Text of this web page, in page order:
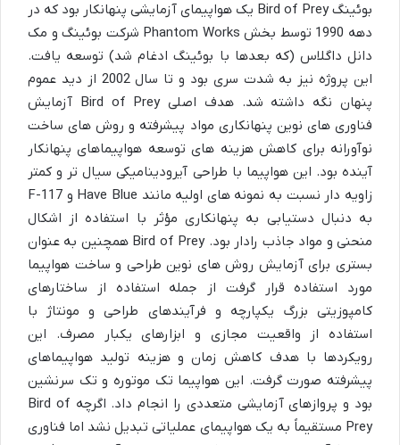
بوئینگ Bird of Prey یک هواپیمای آزمایشی پنهانکار بود که در
دهه 1990 توسط بخش Phantom Works شرکت بوئینگ و مک
دانل داگلاس (که بعدها با بوئینگ ادغام شد) توسعه یافت.
این پروژه نیز به شدت سری بود و تا سال 2002 از دید عموم
پنهان نگه داشته شد. هدف اصلی Bird of Prey آزمایش
فناوری های نوین پنهانکاری مواد پیشرفته و روش های ساخت
نوآورانه برای کاهش هزینه های توسعه هواپیماهای پنهانکار
آینده بود. این هواپیما با طراحی آیرودینامیکی سیال تر و کمتر
زاویه دار نسبت به نمونه های اولیه مانند Have Blue و F-117
به دنبال دستیابی به پنهانکاری مؤثر با استفاده از اشکال
منحنی و مواد جاذب رادار بود. Bird of Prey همچنین به عنوان
بستری برای آزمایش روش های نوین طراحی و ساخت هواپیما
مورد استفاده قرار گرفت از جمله استفاده از ساختارهای
کامپوزیتی بزرگ یکپارچه و فرآیندهای طراحی و مونتاژ با
استفاده از واقعیت مجازی و ابزارهای یکبار مصرف. این
رویکردها با هدف کاهش زمان و هزینه تولید هواپیماهای
پیشرفته صورت گرفت. این هواپیما تک موتوره و تک سرنشین
بود و پروازهای آزمایشی متعددی را انجام داد. اگرچه Bird of
Prey مستقیماً به یک هواپیمای عملیاتی تبدیل نشد اما فناوری